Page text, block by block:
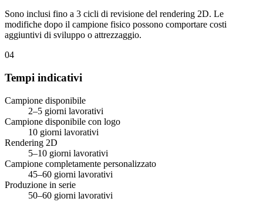
Sono inclusi fino a 3 cicli di revisione del rendering 2D. Le
modifiche dopo il campione fisico possono comportare costi
aggiuntivi di sviluppo o attrezzaggio.
04
Tempi indicativi
Campione disponibile
2–5 giorni lavorativi
Campione disponibile con logo
10 giorni lavorativi
Rendering 2D
5–10 giorni lavorativi
Campione completamente personalizzato
45–60 giorni lavorativi
Produzione in serie
50–60 giorni lavorativi